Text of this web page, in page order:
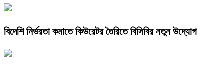
বিদেশি নির্ভরতা কমাতে কিউরেটর তৈরিতে বিসিবির নতুন উদ্যোগ